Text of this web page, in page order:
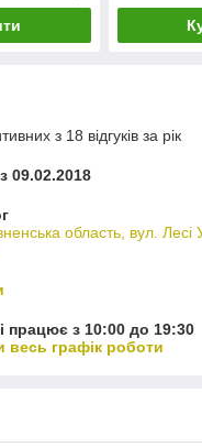
з 18 відгуків за рік
09.02.2018
область, вул. Лесі
працює з 10:00 до 19:30
весь графік роботи